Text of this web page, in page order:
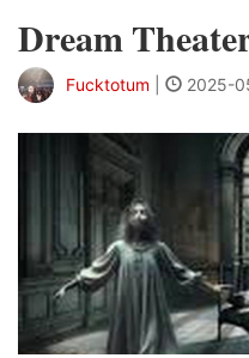
Dream
Fucktotum 2025-